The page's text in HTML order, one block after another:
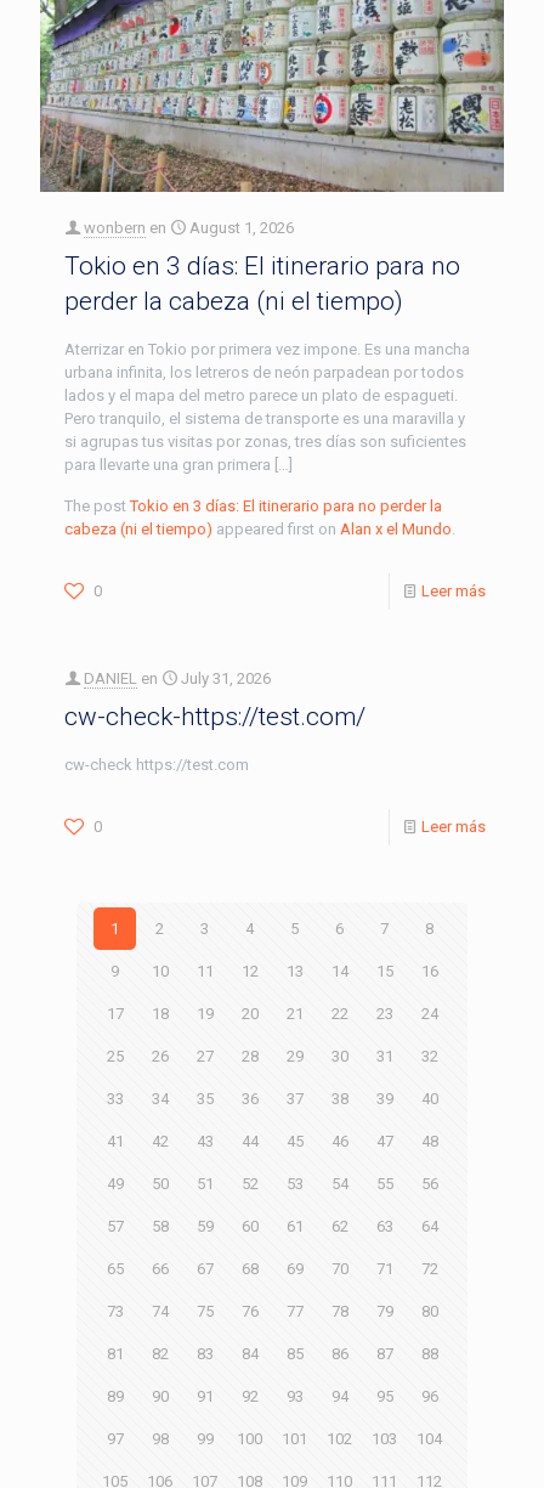
wonbern en August 1, 2026
Tokio en 3 días: El itinerario para no
perder la cabeza (ni el tiempo)
Aterrizar en Tokio por primera vez impone. Es una mancha
urbana infinita, los letreros de neón parpadean por todos
lados y el mapa del metro parece un plato de espagueti.
Pero tranquilo, el sistema de transporte es una maravilla y
si agrupas tus visitas por zonas, tres días son suficientes
para llevarte una gran primera […]
The postTokio en 3 días: El itinerario para no perder la
cabeza (ni el tiempo) appeared first on Alan x el Mundo.
0 Leer más
DANIEL en July 31, 2026
cw-check-https://test.com/
cw-check https://test.com
0 Leer más
1 2 3 4 5 6 7 8
9 10 11 12 13 14 15 16
17 18 19 20 21 22 23 24
25 26 27 28 29 30 31 32
33 34 35 36 37 38 39 40
41 42 43 44 45 46 47 48
49 50 51 52 53 54 55 56
57 58 59 60 61 62 63 64
65 66 67 68 69 70 71 72
73 74 75 76 77 78 79 80
81 82 83 84 85 86 87 88
89 90 91 92 93 94 95 96
97 98 99 100 101 102 103 104
105 106 107 108 109 110 111 112